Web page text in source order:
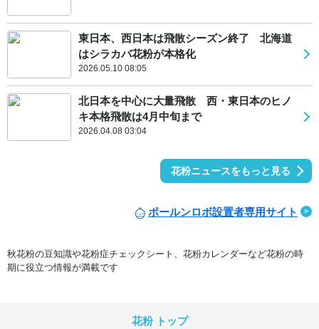
東日本、西日本は飛散シーズン終了 北海道
はシラカバ花粉が本格化
2026.05.10 08:05
北日本を中心に大量飛散 西・東日本のヒノ
キ本格飛散は4月中旬まで
2026.04.08 03:04
花粉ニュースをもっと見る
ポールンロボ設置者専用サイト
秋花粉の豆知識や花粉症チェックシート、花粉カレンダーなど花粉の時
期に役立つ情報が満載です
花粉 トップ